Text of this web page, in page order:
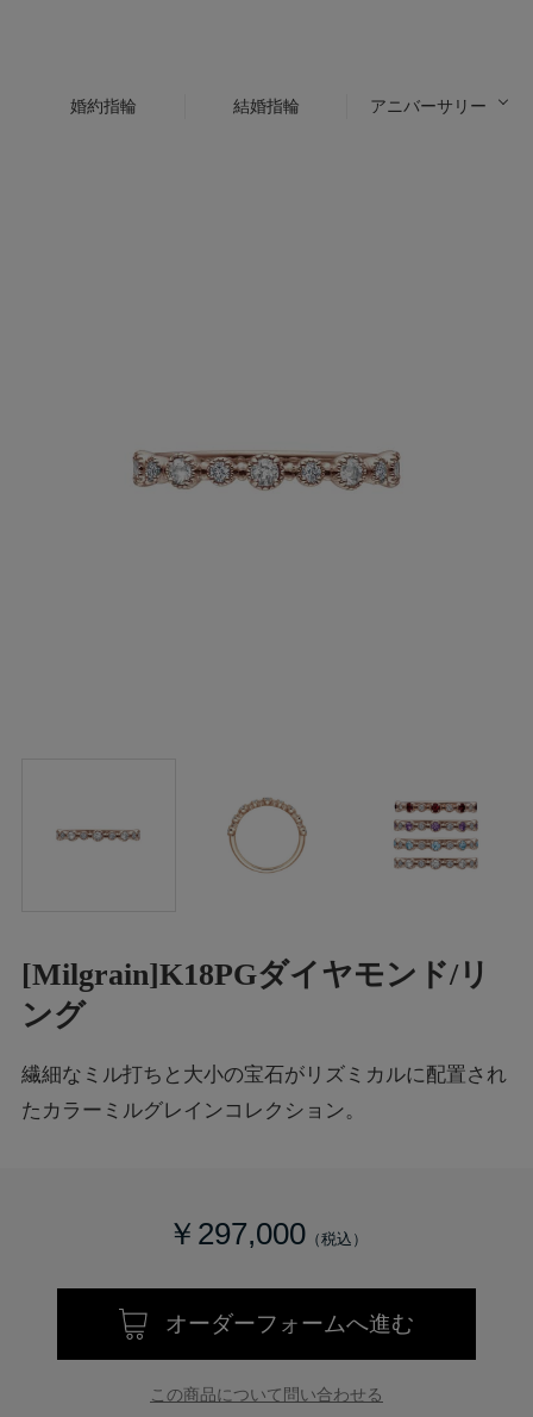
婚約指輪 結婚指輪 アニバーサリー
[Milgrain]K18PGダイヤモンド/リ
ング
繊細なミル打ちと大小の宝石がリズミカルに配置され
たカラーミルグレインコレクション。
￥297,000
オーダーフォームへ進む
この商品について問い合わせる